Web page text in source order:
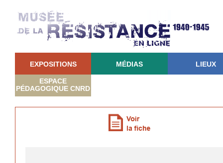
EXPOSITIONS MÉDIAS LIEUX
ESPACE
PÉDAGOGIQUE CNRD